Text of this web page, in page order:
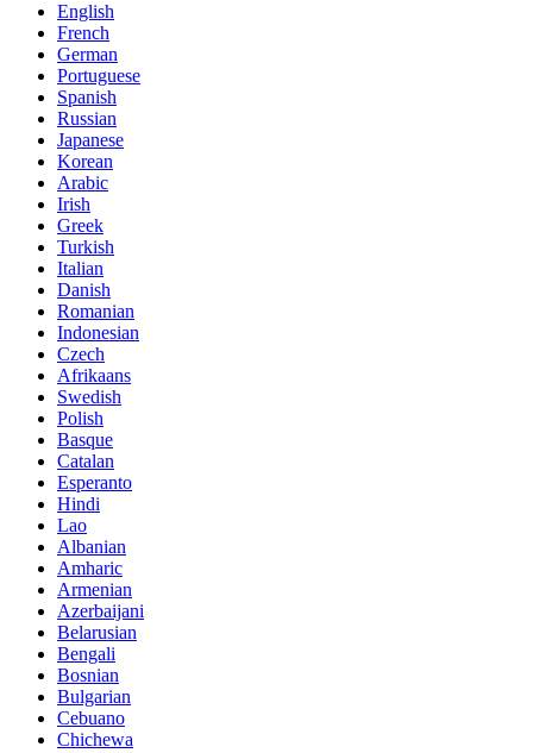
English
French
German
Portuguese
Spanish
Russian
Japanese
Korean
Arabic
Irish
Greek
Turkish
Italian
Danish
Romanian
Indonesian
Czech
Afrikaans
Swedish
Polish
Basque
Catalan
Esperanto
Hindi
Lao
Albanian
Amharic
Armenian
Azerbaijani
Belarusian
Bengali
Bosnian
Bulgarian
Cebuano
Chichewa